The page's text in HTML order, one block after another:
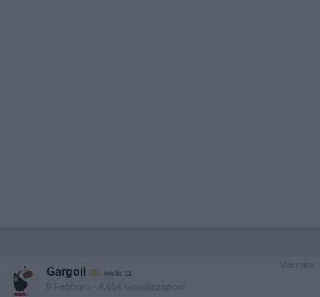
Vaccata
Gargoil livello 11
9 Febbraio - 4.654 visualizzazioni